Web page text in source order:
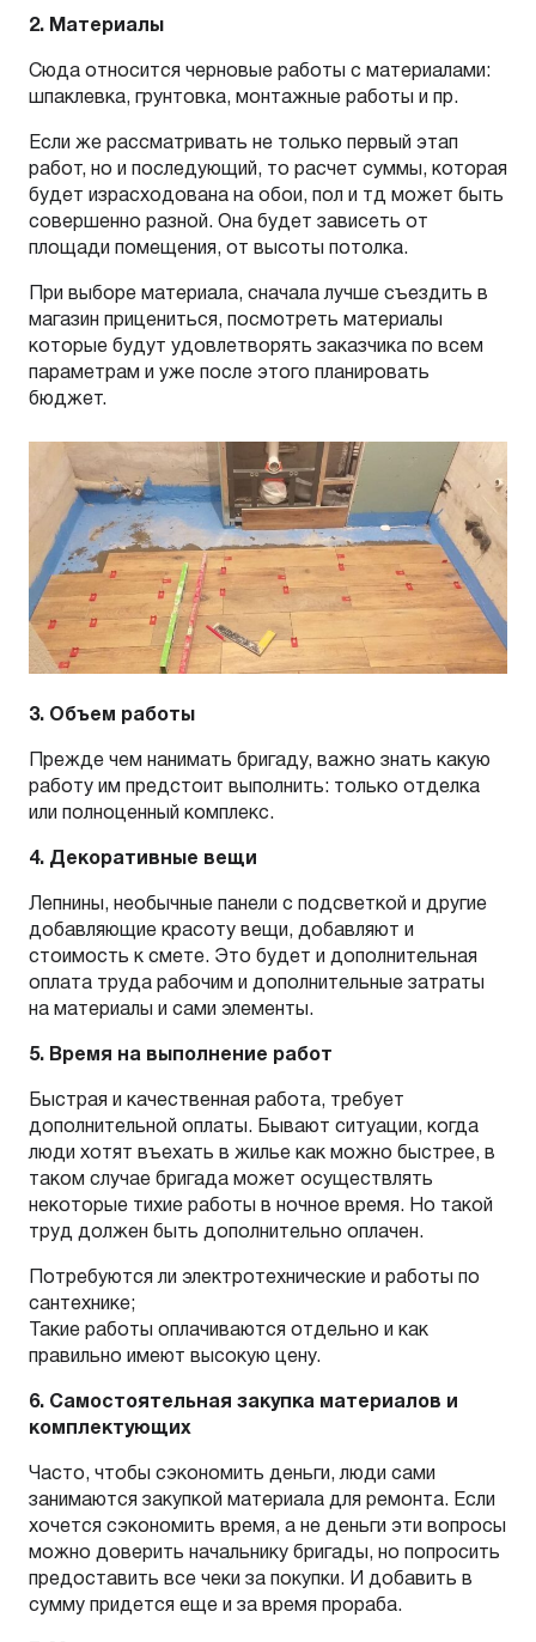
2. Материалы
Сюда относится черновые работы с материалами:
шпаклевка, грунтовка, монтажные работы и пр.
Если же рассматривать не только первый этап
работ, но и последующий, то расчет суммы, которая
будет израсходована на обои, пол и тд может быть
совершенно разной. Она будет зависеть от
площади помещения, от высоты потолка.
При выборе материала, сначала лучше съездить в
магазин прицениться, посмотреть материалы
которые будут удовлетворять заказчика по всем
параметрам и уже после этого планировать
бюджет.
3. Объем работы
Прежде чем нанимать бригаду, важно знать какую
работу им предстоит выполнить: только отделка
или полноценный комплекс.
4. Декоративные вещи
Лепнины, необычные панели с подсветкой и другие
добавляющие красоту вещи, добавляют и
стоимость к смете. Это будет и дополнительная
оплата труда рабочим и дополнительные затраты
на материалы и сами элементы.
5. Время на выполнение работ
Быстрая и качественная работа, требует
дополнительной оплаты. Бывают ситуации, когда
люди хотят въехать в жилье как можно быстрее, в
таком случае бригада может осуществлять
некоторые тихие работы в ночное время. Но такой
труд должен быть дополнительно оплачен.
Потребуются ли электротехнические и работы по
сантехнике;
Такие работы оплачиваются отдельно и как
правильно имеют высокую цену.
6. Самостоятельная закупка материалов и
комплектующих
Часто, чтобы сэкономить деньги, люди сами
занимаются закупкой материала для ремонта. Если
хочется сэкономить время, а не деньги эти вопросы
можно доверить начальнику бригады, но попросить
предоставить все чеки за покупки. И добавить в
сумму придется еще и за время прораба.